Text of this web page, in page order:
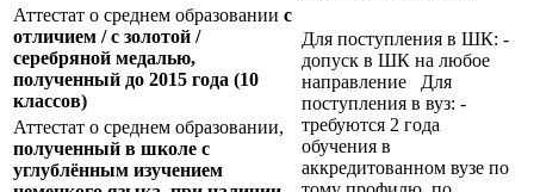
Аттестат о среднем образовании с
отличием / с золотой /
серебряной медалью,
полученный до 2015 года (10
классов)
Для поступления в ШК: -
допуск в ШК на любое
направление Для
поступления в вуз: -
требуются 2 года
обучения в
аккредитованном вузе по
Аттестат о среднем образовании,
полученный в школе с
углублённым изучением